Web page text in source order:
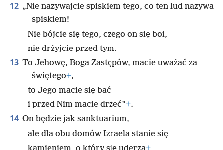
12 „Nie nazywajcie spiskiem tego, co ten lud nazywa
spiskiem!
Nie bójcie się tego, czego on się boi,
nie drżyjcie przed tym.
13 To Jehowę, Boga Zastępów, macie uważać za
świętego+,
to Jego macie się bać
i przed Nim macie drżeć”+.
14 On będzie jak sanktuarium,
ale dla obu domów Izraela stanie się